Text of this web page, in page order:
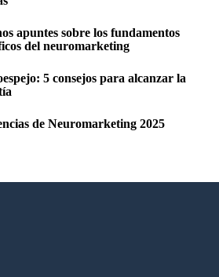
apuntes sobre los fundamentos
del neuromarketing
5 consejos para alcanzar la
de Neuromarketing 2025